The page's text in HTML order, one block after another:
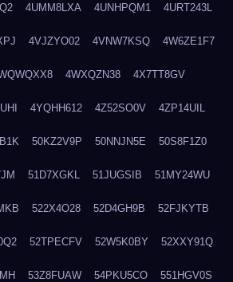
4UMM8LXA 4UNHPQM1 4URT243L
4VJZYO02 4VNW7KSQ 4W6ZE1F7
4WXQZN38 4X7TT8GV
4YQHH612 4Z52SO0V 4ZP14UIL
50KZ2V9P 50NNJN5E 50S8F1Z0
51D7XGKL 51JUGSIB 51MY24WU
522X4O28 52D4GH9B 52FJKYTB
52TPECFV 52W5K0BY 52XXY91Q
53Z8FUAW 54PKU5CO 551HGV0S